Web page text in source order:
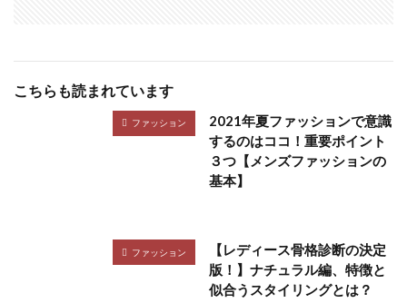
こちらも読まれています
ファッション
2021年夏ファッションで意識
するのはココ！重要ポイント
３つ【メンズファッションの
基本】
ファッション
【レディース骨格診断の決定
版！】ナチュラル編、特徴と
似合うスタイリングとは？